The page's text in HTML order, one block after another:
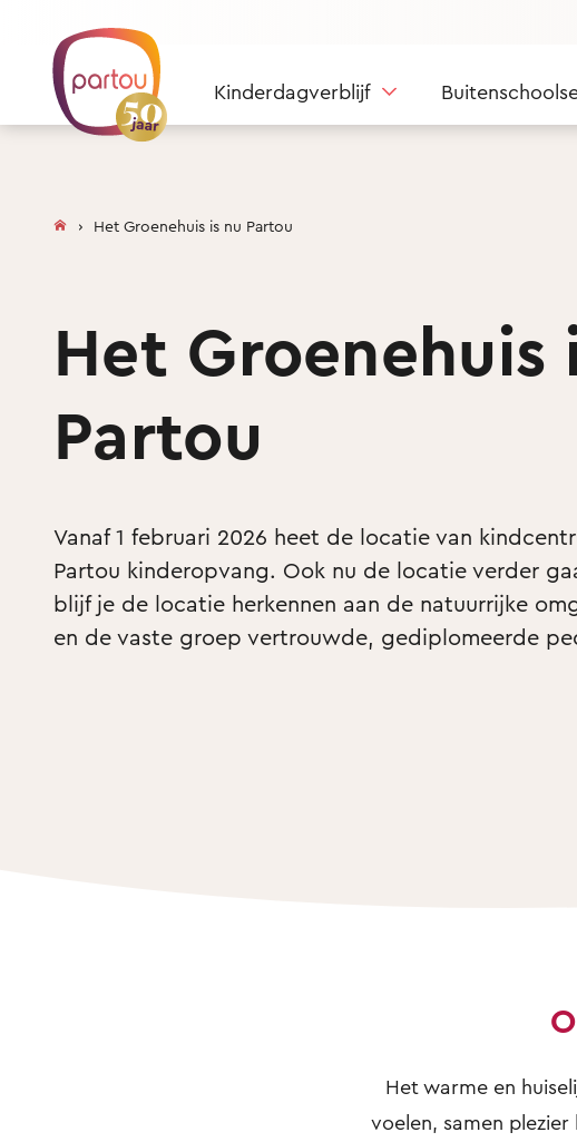
Kinderdagverblijf
Het Groenehuis is nu Partou
Het Groenehuis
Partou
Vanaf 1 februari 2026 heet de locatie van
Partou kinderopvang. Ook nu de locatie verder
blijf je de locatie herkennen aan de natuurrijke
en de vaste groep vertrouwde, gediplomeerde
Het warme en
voelen, samen